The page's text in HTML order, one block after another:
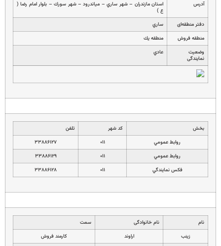
آدرس
استان مازندران – شهر ساري – مياندرود – شهر سورك – بلوار امام رضا (
ع )
دفتر منطقه‌ای
ساري
منطقه فروش
منطقه يك
وضعیت
نمایندگی
عادي
بخش کد شهر
تلفن
روابط عمومي
۰۱۱
۳۳۸۸۶۱۲۷
روابط عمومي
۰۱۱
۳۳۸۸۶۱۲۹
فكس نمايندگي
۰۱۱ ۳۳۸۸۶۱۲۸
نام نام خانوادگی
سمت
زينب
اراوند
كارمند فروش